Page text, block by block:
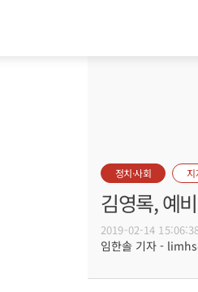
정치·사회 지
김영록, 예
2019-02-14
임한솔 기자 -